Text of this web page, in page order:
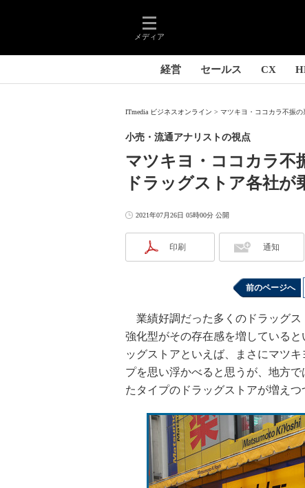
メディア
経営 セールス CX
ITmedia ビジネスオンライン マツキヨ・ココカラ不振の
マツキヨ・ココカラ不
ドラッグストア各社が
小売・流通アナリストの視点
2021年07月26日 05時00分 公開
印刷 通知
前のページへ
業績好調だった多くのドラッグス
強化型がその存在感を増している
ッグストアといえば、まさにマツ
プを思い浮かべると思うが、地方
たタイプのドラッグストアが増えつ